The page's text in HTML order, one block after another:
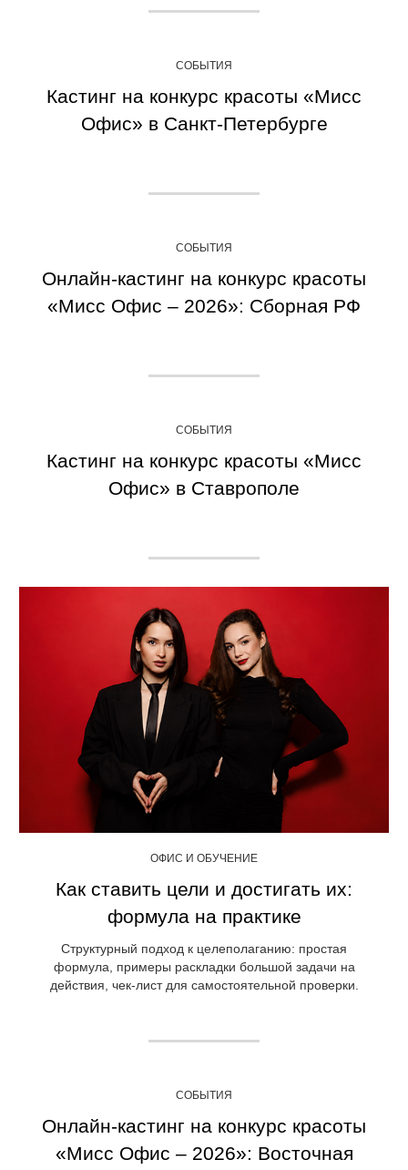
СОБЫТИЯ
Кастинг на конкурс красоты «Мисс
Офис» в Санкт-Петербурге
СОБЫТИЯ
Онлайн-кастинг на конкурс красоты
«Мисс Офис – 2026»: Сборная РФ
СОБЫТИЯ
Кастинг на конкурс красоты «Мисс
Офис» в Ставрополе
ОФИС И ОБУЧЕНИЕ
Как ставить цели и достигать их:
формула на практике
Структурный подход к целеполаганию: простая
формула, примеры раскладки большой задачи на
действия, чек-лист для самостоятельной проверки.
СОБЫТИЯ
Онлайн-кастинг на конкурс красоты
«Мисс Офис – 2026»: Восточная